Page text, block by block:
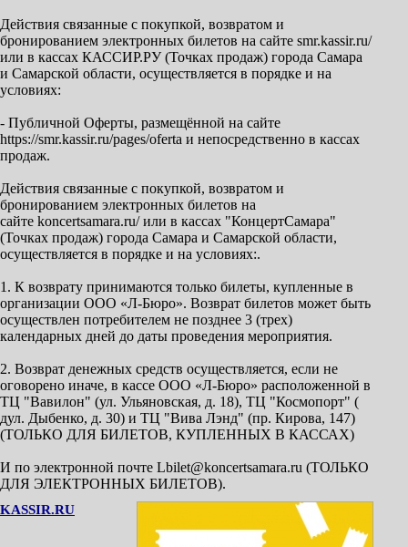
Действия связанные с покупкой, возвратом и
бронированием электронных билетов на сайте smr.kassir.ru/
или в кассах КАССИР.РУ (Точках продаж) города Самара
и Самарской области, осуществляется в порядке и на
условиях:
- Публичной Оферты, размещённой на сайте
https://smr.kassir.ru/pages/oferta и непосредственно в кассах
продаж.
Действия связанные с покупкой, возвратом и
бронированием электронных билетов на
сайте koncertsamara.ru/ или в кассах "КонцертСамара"
(Точках продаж) города Самара и Самарской области,
осуществляется в порядке и на условиях:.
1. К возврату принимаются только билеты, купленные в
организации ООО «Л-Бюро». Возврат билетов может быть
осуществлен потребителем не позднее 3 (трех)
календарных дней до даты проведения мероприятия.
2. Возврат денежных средств осуществляется, если не
оговорено иначе, в кассе ООО «Л-Бюро» расположенной в
ТЦ "Вавилон" (ул. Ульяновская, д. 18), ТЦ "Космопорт" (
дул. Дыбенко, д. 30) и ТЦ "Вива Лэнд" (пр. Кирова, 147)
(ТОЛЬКО ДЛЯ БИЛЕТОВ, КУПЛЕННЫХ В КАССАХ)
И по электронной почте Lbilet@koncertsamara.ru (ТОЛЬКО
ДЛЯ ЭЛЕКТРОННЫХ БИЛЕТОВ).
KASSIR.RU